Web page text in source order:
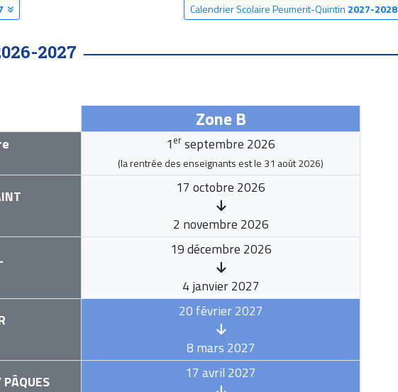
Calendrier Scolaire Peumerit-Quintin 2027-2028
2027
Zone B
1 er septembre 2026
(la rentrée des enseignants est le 31 août 2026)
17 octobre 2026
2 novembre 2026
19 décembre 2026
4 janvier 2027
20 février 2027
8 mars 2027
17 avril 2027